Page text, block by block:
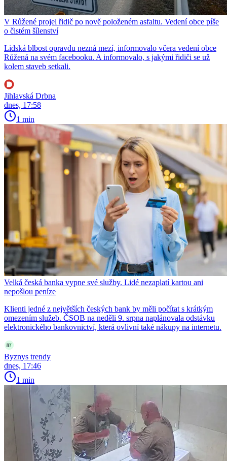
V Růžené projel řidič po nově položeném asfaltu. Vedení obce píše
o čistém šílenství
Lidská blbost opravdu nezná mezí, informovalo včera vedení obce
Růžená na svém facebooku. A informovalo, s jakými řidiči se už
kolem staveb setkali.
Jihlavská Drbna
dnes, 17:58
1 min
Velká česká banka vypne své služby. Lidé nezaplatí kartou ani
nepošlou peníze
Klienti jedné z největších českých bank by měli počítat s krátkým
omezením služeb. ČSOB na neděli 9. srpna naplánovala odstávku
elektronického bankovnictví, která ovlivní také nákupy na internetu.
Byznys trendy
dnes, 17:46
1 min